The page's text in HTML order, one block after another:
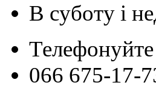
В суботу і
066 675-17-